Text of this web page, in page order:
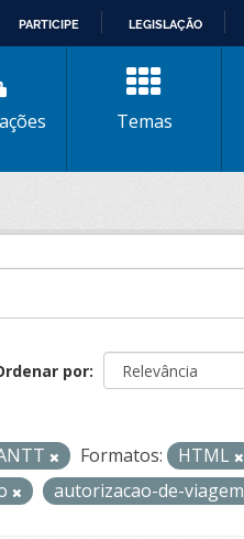
PARTICIPE LEGISLAÇÃO
Temas
por
Formatos: HTML
autorizacao-de-viagem